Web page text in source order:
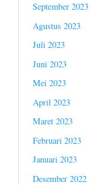
September 2023
Agustus 2023
Juli 2023
Juni 2023
Mei 2023
April 2023
Maret 2023
Februari 2023
Januari 2023
Desember 2022